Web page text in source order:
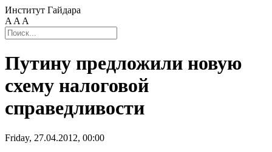
Институт Гайдара
A A A
Путину предложили новую
схему налоговой
справедливости
Friday, 27.04.2012, 00:00